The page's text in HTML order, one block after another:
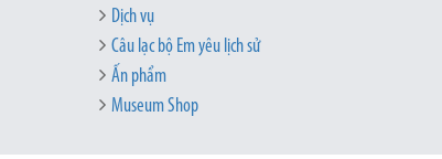
Dịch vụ
Câu lạc bộ Em yêu lịch sử
Ấn phẩm
Museum Shop